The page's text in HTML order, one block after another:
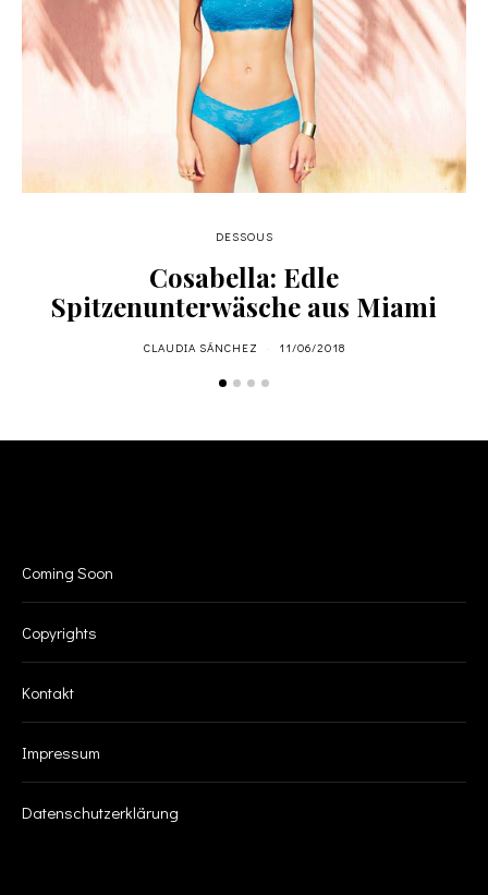
DESSOUS
Cosabella: Edle
Spitzenunterwäsche aus Miami
CLAUDIA SÁNCHEZ 11/06/2018
Coming Soon
Copyrights
Kontakt
Impressum
Datenschutzerklärung